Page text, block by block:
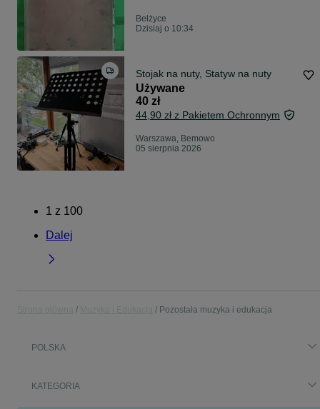
Bełżyce
Dzisiaj o 10:34
Stojak na nuty, Statyw na nuty
Używane
40 zł
44,90 zł z Pakietem Ochronnym
Warszawa, Bemowo
05 sierpnia 2026
1 z 100
Dalej
Pozostała muzyka i edukacja
POLSKA
KATEGORIA